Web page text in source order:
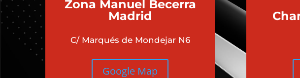
Zona Manuel Becerra
Madrid
C/ Marqués de Mondejar N6
Google Map